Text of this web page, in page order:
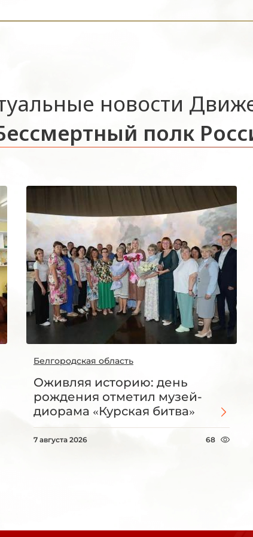
новости
полк
Белгородская область
Оживляя историю: день
рождения отметил музей-
диорама «Курская битва»
7 августа 2026 68